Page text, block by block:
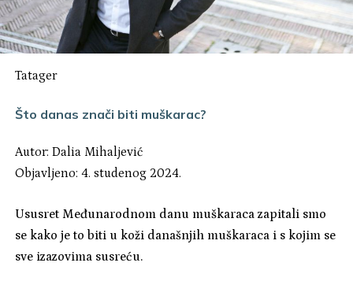
Tatager
Što danas znači biti muškarac?
Autor:Dalia Mihaljević
Objavljeno: 4. studenog 2024.
Ususret Međunarodnom danu muškaraca zapitali smo
se kako je to biti u koži današnjih muškaraca i s kojim se
sve izazovima susreću.